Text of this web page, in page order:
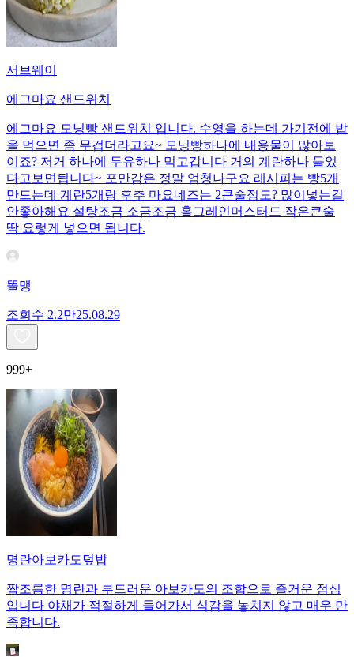
서브웨이
에그마요 샌드위치
에그마요 모닝빵 샌드위치 입니다. 수영을 하는데 가기전에 밥
을 먹으면 좀 무겁더라고요~ 모닝빵하나에 내용물이 많아보
이죠? 저거 하나에 두유하나 먹고갑니다 거의 계란하나 들었
다고보면됩니다~ 포만감은 정말 엄청나구요 레시피는 빵5개
만드는데 계란5개랑 후추 마요네즈는 2큰술정도? 많이넣는걸
안좋아해요 설탕조금 소금조금 홀그레인머스터드 작은큰술
딱 요렇게 넣으면 됩니다.
똘맹
조회수 2.2만25.08.29
999+
명란아보카도덮밥
짭조름한 명란과 부드러운 아보카도의 조합으로 즐거운 점심
입니다 야채가 적절하게 들어가서 식감을 놓치지 않고 매우 만
족합니다.